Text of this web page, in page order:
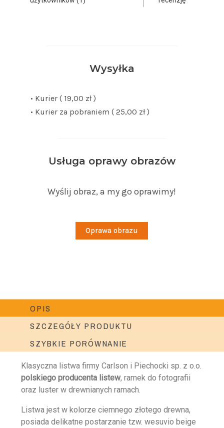
Wysyłka
• Kurier ( 19,00 zł )
• Kurier za pobraniem ( 25,00 zł )
Usługa oprawy obrazów
Wyślij obraz, a my go oprawimy!
Oprawa obrazu
OPIS
SZCZEGÓŁY PRODUKTU
SZYBKIE PORÓWNANIE
Klasyczna listwa firmy Carlson i Piechocki sp. z o.o.
polskiego producenta listew, ramek do fotografii
oraz luster w drewnianych ramach.
Listwa jest w kolorze ciemnego złotego drewna,
posiada delikatne postarzanie tzw. wesuvio beige